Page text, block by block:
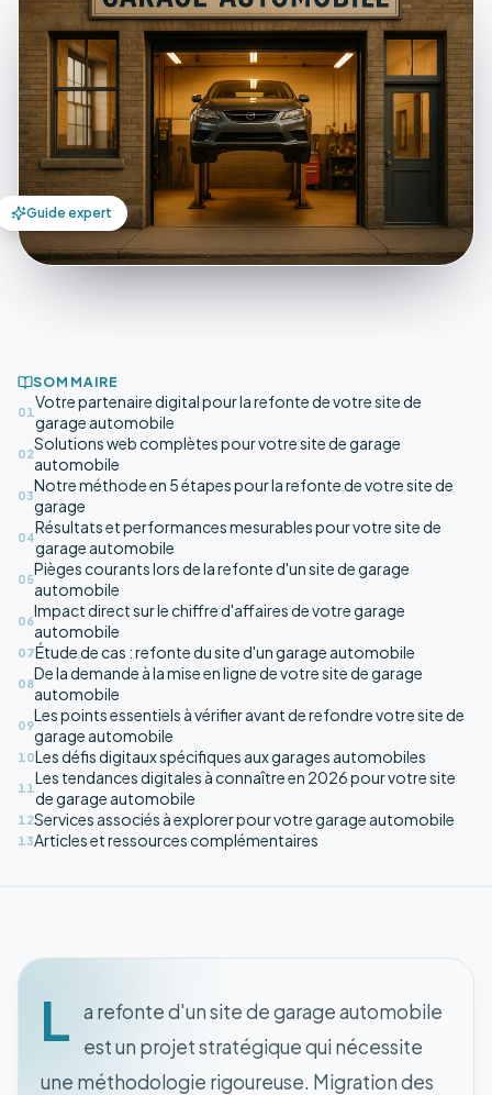
Guide expert
SOMMAIRE
01
Votre partenaire digital pour la refonte de votre site de
garage automobile
02
Solutions web complètes pour votre site de garage
automobile
03
Notre méthode en 5 étapes pour la refonte de votre site de
garage
04
Résultats et performances mesurables pour votre site de
garage automobile
05
Pièges courants lors de la refonte d'un site de garage
automobile
06
Impact direct sur le chiffre d'affaires de votre garage
automobile
07Étude de cas : refonte du site d'un garage automobile
08
De la demande à la mise en ligne de votre site de garage
automobile
09
Les points essentiels à vérifier avant de refondre votre site de
garage automobile
10Les défis digitaux spécifiques aux garages automobiles
11
Les tendances digitales à connaître en 2026 pour votre site
de garage automobile
12Services associés à explorer pour votre garage automobile
13Articles et ressources complémentaires
L a refonte d'un site de garage automobile
est un projet stratégique qui nécessite
une méthodologie rigoureuse. Migration des